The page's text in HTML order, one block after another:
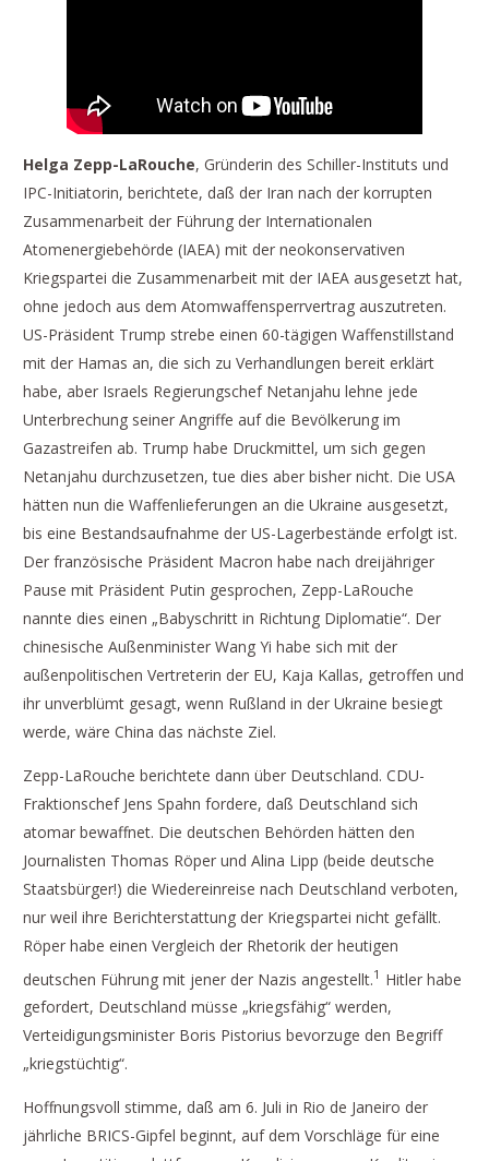
Helga Zepp-LaRouche, Gründerin des Schiller-Instituts und
IPC-Initiatorin, berichtete, daß der Iran nach der korrupten
Zusammenarbeit der Führung der Internationalen
Atomenergiebehörde (IAEA) mit der neokonservativen
Kriegspartei die Zusammenarbeit mit der IAEA ausgesetzt hat,
ohne jedoch aus dem Atomwaffensperrvertrag auszutreten.
US-Präsident Trump strebe einen 60-tägigen Waffenstillstand
mit der Hamas an, die sich zu Verhandlungen bereit erklärt
habe, aber Israels Regierungschef Netanjahu lehne jede
Unterbrechung seiner Angriffe auf die Bevölkerung im
Gazastreifen ab. Trump habe Druckmittel, um sich gegen
Netanjahu durchzusetzen, tue dies aber bisher nicht. Die USA
hätten nun die Waffenlieferungen an die Ukraine ausgesetzt,
bis eine Bestandsaufnahme der US-Lagerbestände erfolgt ist.
Der französische Präsident Macron habe nach dreijähriger
Pause mit Präsident Putin gesprochen, Zepp-LaRouche
nannte dies einen „Babyschritt in Richtung Diplomatie“. Der
chinesische Außenminister Wang Yi habe sich mit der
außenpolitischen Vertreterin der EU, Kaja Kallas, getroffen und
ihr unverblümt gesagt, wenn Rußland in der Ukraine besiegt
werde, wäre China das nächste Ziel.
Zepp-LaRouche berichtete dann über Deutschland. CDU-
Fraktionschef Jens Spahn fordere, daß Deutschland sich
atomar bewaffnet. Die deutschen Behörden hätten den
Journalisten Thomas Röper und Alina Lipp (beide deutsche
Staatsbürger!) die Wiedereinreise nach Deutschland verboten,
nur weil ihre Berichterstattung der Kriegspartei nicht gefällt.
Röper habe einen Vergleich der Rhetorik der heutigen
deutschen Führung mit jener der Nazis angestellt.1 Hitler habe
gefordert, Deutschland müsse „kriegsfähig“ werden,
Verteidigungsminister Boris Pistorius bevorzuge den Begriff
„kriegstüchtig“.
Hoffnungsvoll stimme, daß am 6. Juli in Rio de Janeiro der
jährliche BRICS-Gipfel beginnt, auf dem Vorschläge für eine